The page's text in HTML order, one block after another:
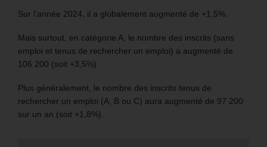
Sur l’année 2024, il a globalement augmenté de +1,5%.
Mais surtout, en catégorie A, le nombre des inscrits (sans
emploi et tenus de rechercher un emploi) a augmenté de
106 200 (soit +3,5%).
Plus généralement, le nombre des inscrits tenus de
rechercher un emploi (A, B ou C) aura augmenté de 97 200
sur un an (soit +1,8%).